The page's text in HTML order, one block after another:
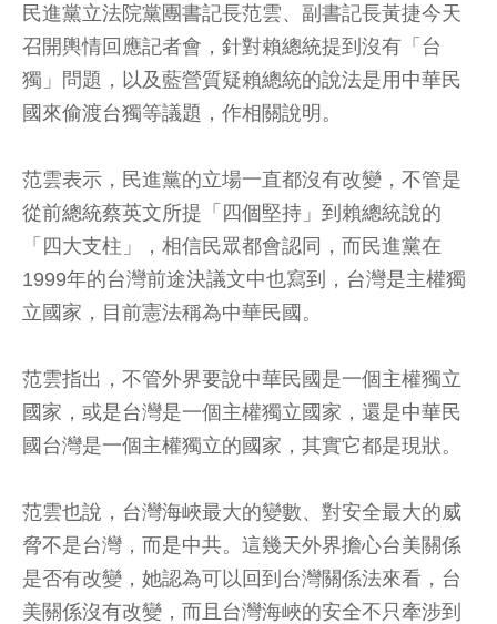
民進黨立法院黨團書記長范雲、副書記長黃捷今天
召開輿情回應記者會，針對賴總統提到沒有「台
獨」問題，以及藍營質疑賴總統的說法是用中華民
國來偷渡台獨等議題，作相關說明。
范雲表示，民進黨的立場一直都沒有改變，不管是
從前總統蔡英文所提「四個堅持」到賴總統說的
「四大支柱」，相信民眾都會認同，而民進黨在
1999年的台灣前途決議文中也寫到，台灣是主權獨
立國家，目前憲法稱為中華民國。
范雲指出，不管外界要說中華民國是一個主權獨立
國家，或是台灣是一個主權獨立國家，還是中華民
國台灣是一個主權獨立的國家，其實它都是現狀。
范雲也說，台灣海峽最大的變數、對安全最大的威
脅不是台灣，而是中共。這幾天外界擔心台美關係
是否有改變，她認為可以回到台灣關係法來看，台
美關係沒有改變，而且台灣海峽的安全不只牽涉到